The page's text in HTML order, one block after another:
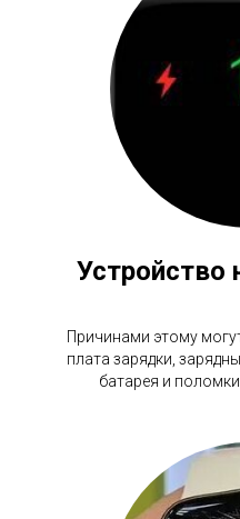
Устройство
Причинами этому
плата зарядки,
батарея и